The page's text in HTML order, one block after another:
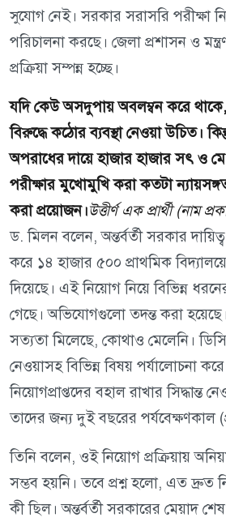
সুযোগ নেই। সরকার সরাসরি পরীক্ষা
পরিচালনা করছে। জেলা প্রশাসন ও
প্রক্রিয়া সম্পন্ন হচ্ছে।
যদি কেউ অসদুপায় অবলম্বন করে
বিরুদ্ধে কঠোর ব্যবস্থা নেওয়া উচিত।
অপরাধের দায়ে হাজার হাজার সৎ ও
পরীক্ষার মুখোমুখি করা কতটা
করা প্রয়োজন।উত্তীর্ণ এক প্রার্থী (নাম
ড. মিলন বলেন, অন্তর্বর্তী সরকার
করে ১৪ হাজার ৫০০ প্রাথমিক
দিয়েছে। এই নিয়োগ নিয়ে বিভিন্ন
গেছে। অভিযোগগুলো তদন্ত করা
সত্যতা মিলেছে, কোথাও মেলেনি।
নেওয়াসহ বিভিন্ন বিষয় পর্যালোচনা করে
নিয়োগপ্রাপ্তদের বহাল রাখার সিদ্ধান্ত
তাদের জন্য দুই বছরের পর্যবেক্ষণকাল
তিনি বলেন, ওই নিয়োগ প্রক্রিয়ায়
সম্ভব হয়নি। তবে প্রশ্ন হলো, এত দ্রুত
কী ছিল। অন্তর্বর্তী সরকারের মেয়াদ